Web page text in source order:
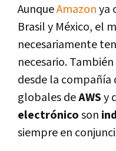
AunqueAmazonya
Brasil y México, el
necesariamente
necesario.
desde la compañí­a
globales deAWSy
electrónicoson
siempre en